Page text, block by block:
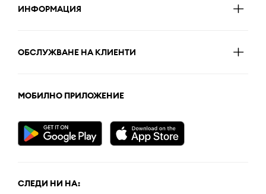
ИНФОРМАЦИЯ
ОБСЛУЖВАНЕ НА КЛИЕНТИ
МОБИЛНО ПРИЛОЖЕНИЕ
СЛЕДИ НИ НА: